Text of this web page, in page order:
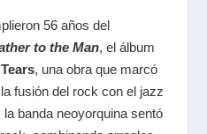
56 años del
to the Man, el álbum
, una obra que marcó
fusión del rock con el jazz
banda neoyorquina sentó